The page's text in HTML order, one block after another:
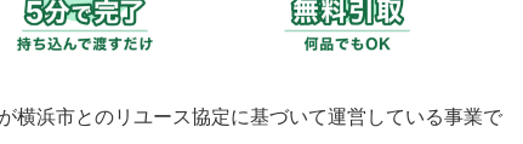
横浜市とのリユース協定に基づいて運営している事業で